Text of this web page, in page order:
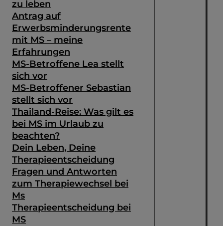
zu leben
Antrag auf
Erwerbsminderungsrente
mit MS – meine
Erfahrungen
MS-Betroffene Lea stellt
sich vor
MS-Betroffener Sebastian
stellt sich vor
Thailand-Reise: Was gilt es
bei MS im Urlaub zu
beachten?
Dein Leben, Deine
Therapieentscheidung
Fragen und Antworten
zum Therapiewechsel bei
Ms
Therapieentscheidung bei
MS